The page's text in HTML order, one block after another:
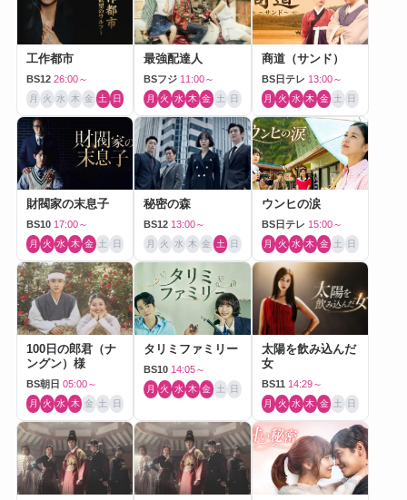
工作都市
BS12 26:00～
月 火 水 木 金 土 日
最強配達人
BSフジ 11:00～
月 火 水 木 金 土 日
商道（サンド）
BS日テレ 13:00～
月 火 水 木 金 土 日
財閥家の末息子
BS10 17:00～
月 火 水 木 金 土 日
秘密の森
BS12 13:00～
月 火 水 木 金 土 日
ウンヒの涙
BS日テレ 15:00～
月 火 水 木 金 土 日
100日の郎君（ナ
ングン）様
BS朝日 05:00～
月 火 水 木 金 土 日
タリミファミリー
BS10 14:05～
月 火 水 木 金 土 日
太陽を飲み込んだ
女
BS11 14:29～
月 火 水 木 金 土 日